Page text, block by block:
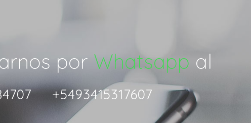
por Whatsapp al
+5493415317607